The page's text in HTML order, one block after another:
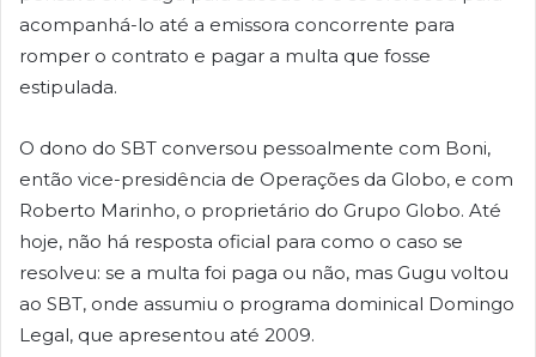
acompanhá-lo até a emissora concorrente para
romper o contrato e pagar a multa que fosse
estipulada.
O dono do SBT conversou pessoalmente com Boni,
então vice-presidência de Operações da Globo, e com
Roberto Marinho, o proprietário do Grupo Globo. Até
hoje, não há resposta oficial para como o caso se
resolveu: se a multa foi paga ou não, mas Gugu voltou
ao SBT, onde assumiu o programa dominical Domingo
Legal, que apresentou até 2009.